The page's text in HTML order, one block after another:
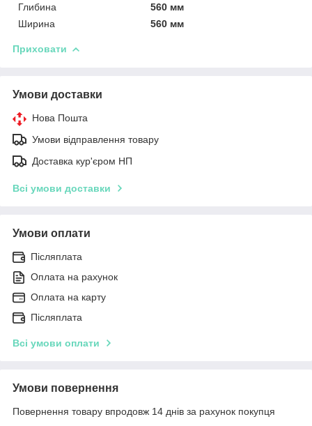
Глибина
560 мм
Ширина
560 мм
Приховати
Умови доставки
Нова Пошта
Умови відправлення товару
Доставка кур'єром НП
Всі умови доставки
Умови оплати
Післяплата
Оплата на рахунок
Оплата на карту
Післяплата
Всі умови оплати
Умови повернення
Повернення товару впродовж 14 днів за рахунок покупця